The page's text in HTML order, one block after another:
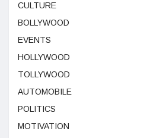
CULTURE
BOLLYWOOD
EVENTS
HOLLYWOOD
TOLLYWOOD
AUTOMOBILE
POLITICS
MOTIVATION